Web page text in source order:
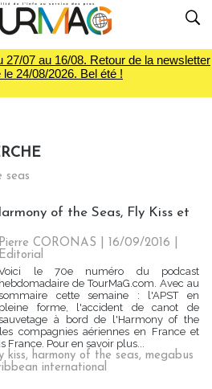
07 au 16/08. Retour de la newsletter
le 24/08/2026. Bel été !
seas
of the Seas, Fly Kiss et
Pierre CORONAS | 16/09/2016
Editorial
le 70e numéro du podcast
hebdomadaire de TourMaG.com. Avec au
cette semaine : l'APST en
pleine forme, l'accident de canot de
à bord de l'Harmony of the
compagnies aériennes en France et
France. Pour en savoir plus...
kiss, harmony of the seas, megabus
international